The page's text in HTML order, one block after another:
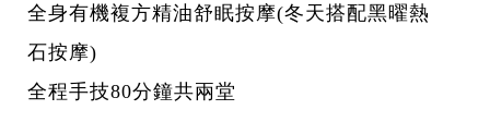
全身有機複方精油舒眠按摩(冬天搭配黑曜熱
石按摩)
全程手技80分鐘共兩堂